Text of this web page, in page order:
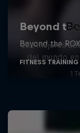
Los mejores
del mundo
1